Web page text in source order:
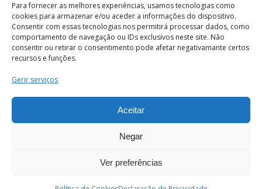
Para fornecer as melhores experiências, usamos tecnologias como
cookies para armazenar e/ou aceder a informações do dispositivo.
Consentir com essas tecnologias nos permitirá processar dados, como
comportamento de navegação ou IDs exclusivos neste site. Não
consentir ou retirar o consentimento pode afetar negativamante certos
recursos e funções.
Gerir serviços
Aceitar
Negar
Ver preferências
Termos e Condições
os direitos reservados.